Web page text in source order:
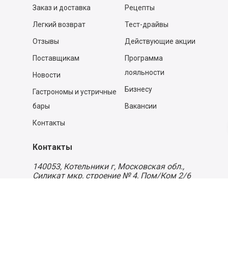
Заказ и доставка
Легкий возврат
Отзывы
Поставщикам
Новости
Гастрономы и устричные
бары
Контакты
Рецепты
Тест-драйвы
Действующие акции
Программа
лояльности
Бизнесу
Вакансии
Контакты
140053, Котельники г, Московская обл.,
Силикат мкр, строение № 4, Пом/Ком 2/6